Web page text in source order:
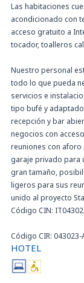
Las habitaciones
acondicionado con
acceso gratuito a
tocador, toalleros
Nuestro personal
todo lo que pueda
servicios e
tipo bufé y
recepción y bar
negocios con
reuniones con aforo
garaje privado para
gran tamaño,
ligeros para sus
unido al proyecto
Código CIN:
Código CIR: 043023-
HOTEL